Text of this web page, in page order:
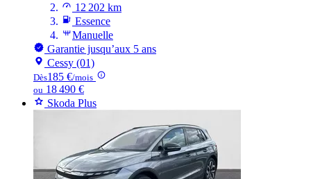
12 202 km
Essence
Manuelle
Garantie jusqu’aux 5 ans
Cessy (01)
Dès185 €/mois
ou 18 490 €
Skoda Plus